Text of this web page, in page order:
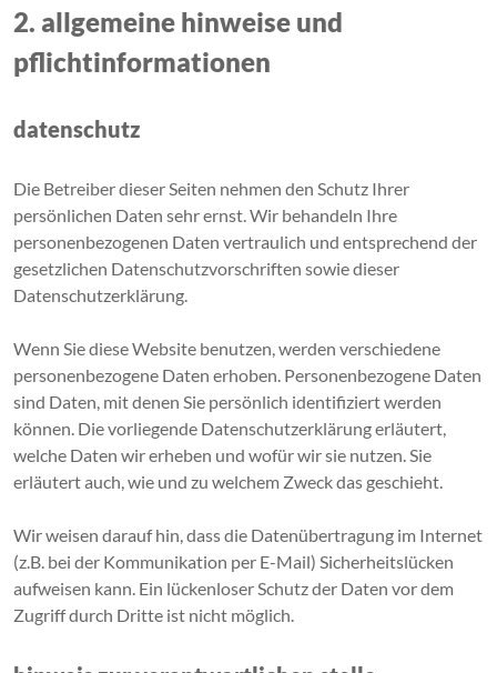
2. allgemeine hinweise und
pflichtinformationen
datenschutz
Die Betreiber dieser Seiten nehmen den Schutz Ihrer
persönlichen Daten sehr ernst. Wir behandeln Ihre
personenbezogenen Daten vertraulich und entsprechend der
gesetzlichen Datenschutzvorschriften sowie dieser
Datenschutzerklärung.
Wenn Sie diese Website benutzen, werden verschiedene
personenbezogene Daten erhoben. Personenbezogene Daten
sind Daten, mit denen Sie persönlich identifiziert werden
können. Die vorliegende Datenschutzerklärung erläutert,
welche Daten wir erheben und wofür wir sie nutzen. Sie
erläutert auch, wie und zu welchem Zweck das geschieht.
Wir weisen darauf hin, dass die Datenübertragung im Internet
(z.B. bei der Kommunikation per E-Mail) Sicherheitslücken
aufweisen kann. Ein lückenloser Schutz der Daten vor dem
Zugriff durch Dritte ist nicht möglich.